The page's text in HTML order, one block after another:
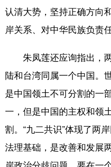
认清大势，坚持正确方向
岸关系、对中华民族负责
朱凤莲还应询指出，两
陆和台湾同属一个中国。
是中国领土不可分割的一
一，但是中国的主权和领
割。“九二共识”体现了两
法理基础，是改善和发展
岸政治分歧问题，要在一